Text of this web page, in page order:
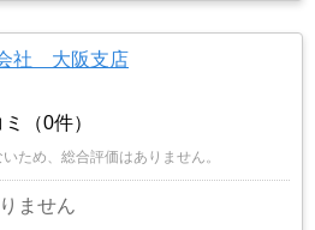
社 大阪支店
（0件）
ため、総合評価はありません。
ません